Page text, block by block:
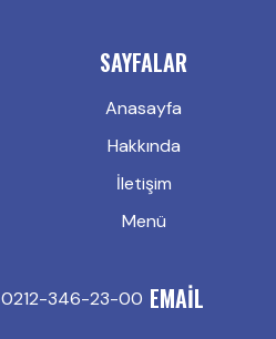
SAYFALAR
Anasayfa
Hakkında
İletişim
Menü
0212-346-23-00 EMAIL